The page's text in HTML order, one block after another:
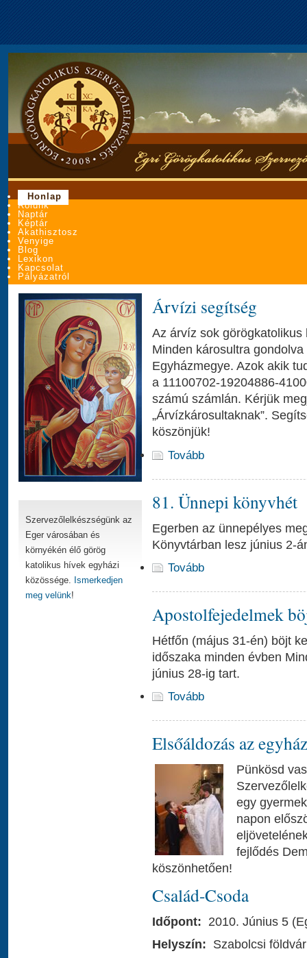
Honlap
Rólunk
Naptár
Képtár
Akathisztosz
Venyige
Blog
Lexikon
Kapcsolat
Pályázatról
Szervezőlelkészségünk az
Eger városában és
környékén élő görög
katolikus hívek egyházi
közössége. Ismerkedjen
meg velünk!
Árvízi segítség
Az árvíz sok
Minden károsultra
Egyházmegye. Azok akik
a 11100702-19204886-
számú számlán. Kérjük
„Árvízkárosultaknak”.
köszönjük!
Tovább
81. Ünnepi könyvhét
Egerben az ünnepélyes
Könyvtárban lesz június 2-
Tovább
Apostolfejedelmek
Hétfőn (május 31-én) böjt
időszaka minden évben
június 28-ig tart.
Tovább
Elsőáldozás az
Pünkösd
egy
napon
fejlődés
köszönhetően!
Család-Csoda
Időpont: 2010. Június 5
Helyszín: Szabolcsi földvár